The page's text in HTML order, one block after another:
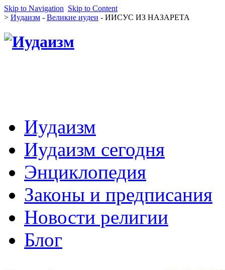
Skip to Navigation Skip to Content
> Иудаизм - Великие иудеи - ИИСУС ИЗ НАЗАРЕТА
Иудаизм
Иудаизм сегодня
Энциклопедия
Законы и предписания
Новости религии
Блог